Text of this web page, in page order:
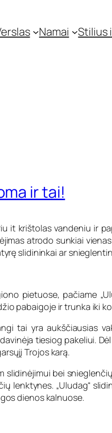
Namai Stilius
ir tai!
it krištolas vandeniu ir
atrodo sunkiai
slidininkai ar
pietuose, pačiame
pabaigoje ir trunka iki
tai yra aukščiausias
tiesiog pakeliui.
Trojos karą.
bei
lenktynes. „Uludag“
dienos kalnuose.